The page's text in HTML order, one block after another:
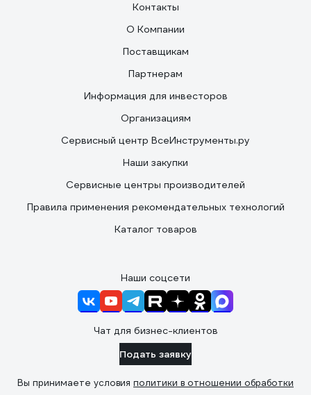
Контакты
О Компании
Поставщикам
Партнерам
Информация для инвесторов
Организациям
Сервисный центр ВсеИнструменты.ру
Наши закупки
Сервисные центры производителей
Правила применения рекомендательных технологий
Каталог товаров
Наши соцсети
Чат для бизнес-клиентов
Подать заявку
Вы принимаете условия политики в отношении обработки